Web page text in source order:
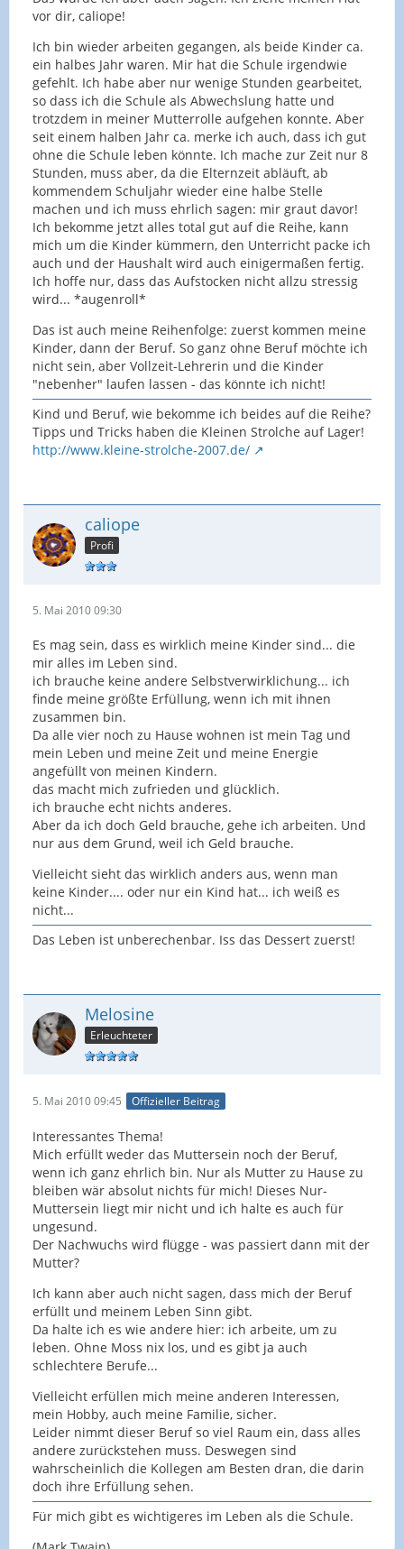
vor dir, caliope!
Ich bin wieder arbeiten gegangen, als beide Kinder ca.
ein halbes Jahr waren. Mir hat die Schule irgendwie
gefehlt. Ich habe aber nur wenige Stunden gearbeitet,
so dass ich die Schule als Abwechslung hatte und
trotzdem in meiner Mutterrolle aufgehen konnte. Aber
seit einem halben Jahr ca. merke ich auch, dass ich gut
ohne die Schule leben könnte. Ich mache zur Zeit nur 8
Stunden, muss aber, da die Elternzeit abläuft, ab
kommendem Schuljahr wieder eine halbe Stelle
machen und ich muss ehrlich sagen: mir graut davor!
Ich bekomme jetzt alles total gut auf die Reihe, kann
mich um die Kinder kümmern, den Unterricht packe ich
auch und der Haushalt wird auch einigermaßen fertig.
Ich hoffe nur, dass das Aufstocken nicht allzu stressig
wird... *augenroll*
Das ist auch meine Reihenfolge: zuerst kommen meine
Kinder, dann der Beruf. So ganz ohne Beruf möchte ich
nicht sein, aber Vollzeit-Lehrerin und die Kinder
"nebenher" laufen lassen - das könnte ich nicht!
Kind und Beruf, wie bekomme ich beides auf die Reihe?
Tipps und Tricks haben die Kleinen Strolche auf Lager!
http://www.kleine-strolche-2007.de/
caliope
Profi
5. Mai 2010 09:30
Es mag sein, dass es wirklich meine Kinder sind... die
mir alles im Leben sind.
ich brauche keine andere Selbstverwirklichung... ich
finde meine größte Erfüllung, wenn ich mit ihnen
zusammen bin.
Da alle vier noch zu Hause wohnen ist mein Tag und
mein Leben und meine Zeit und meine Energie
angefüllt von meinen Kindern.
das macht mich zufrieden und glücklich.
ich brauche echt nichts anderes.
Aber da ich doch Geld brauche, gehe ich arbeiten. Und
nur aus dem Grund, weil ich Geld brauche.
Vielleicht sieht das wirklich anders aus, wenn man
keine Kinder.... oder nur ein Kind hat... ich weiß es
nicht...
Das Leben ist unberechenbar. Iss das Dessert zuerst!
Melosine
Erleuchteter
5. Mai 2010 09:45 Offizieller Beitrag
Interessantes Thema!
Mich erfüllt weder das Muttersein noch der Beruf,
wenn ich ganz ehrlich bin. Nur als Mutter zu Hause zu
bleiben wär absolut nichts für mich! Dieses Nur-
Muttersein liegt mir nicht und ich halte es auch für
ungesund.
Der Nachwuchs wird flügge - was passiert dann mit der
Mutter?
Ich kann aber auch nicht sagen, dass mich der Beruf
erfüllt und meinem Leben Sinn gibt.
Da halte ich es wie andere hier: ich arbeite, um zu
leben. Ohne Moss nix los, und es gibt ja auch
schlechtere Berufe...
Vielleicht erfüllen mich meine anderen Interessen,
mein Hobby, auch meine Familie, sicher.
Leider nimmt dieser Beruf so viel Raum ein, dass alles
andere zurückstehen muss. Deswegen sind
wahrscheinlich die Kollegen am Besten dran, die darin
doch ihre Erfüllung sehen.
Für mich gibt es wichtigeres im Leben als die Schule.